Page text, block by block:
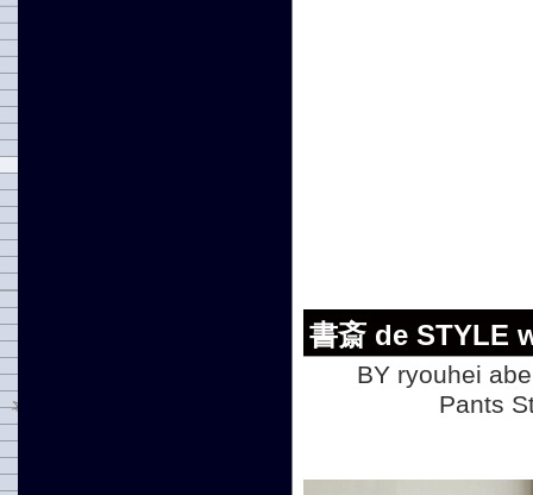
書斎 de STYLE
BY ryouhei
Pants